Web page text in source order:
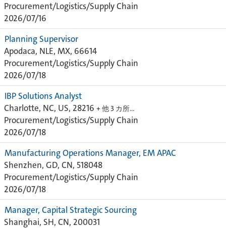
Procurement/Logistics/Supply Chain
2026/07/16
Planning Supervisor
Apodaca, NLE, MX, 66614
Procurement/Logistics/Supply Chain
2026/07/18
IBP Solutions Analyst
Charlotte, NC, US, 28216 + 他 3 カ所…
Procurement/Logistics/Supply Chain
2026/07/18
Manufacturing Operations Manager, EM APAC
Shenzhen, GD, CN, 518048
Procurement/Logistics/Supply Chain
2026/07/18
Manager, Capital Strategic Sourcing
Shanghai, SH, CN, 200031